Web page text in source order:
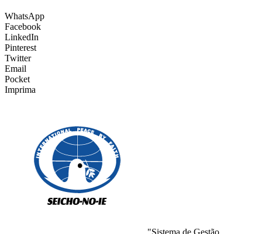
WhatsApp
Facebook
LinkedIn
Pinterest
Twitter
Email
Pocket
Imprima
"Sistema de Gestão